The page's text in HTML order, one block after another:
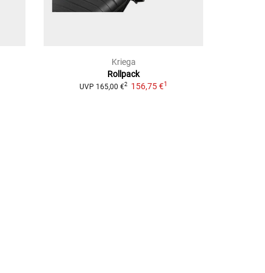
Kriega
Rollpack
UVP 165,00 €2 156,75 €1